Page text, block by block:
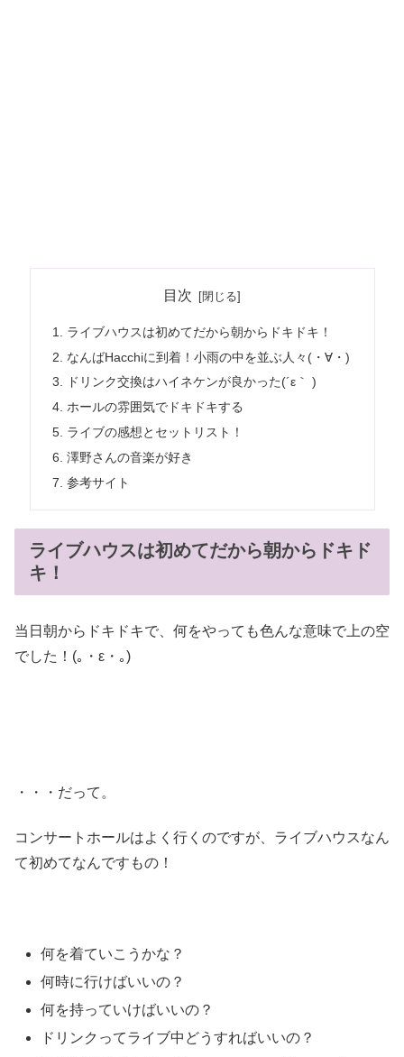
目次
ライブハウスは初めてだから朝からドキドキ！
なんばHacchiに到着！小雨の中を並ぶ人々(・∀・)
ドリンク交換はハイネケンが良かった(´ε｀ )
ホールの雰囲気でドキドキする
ライブの感想とセットリスト！
澤野さんの音楽が好き
参考サイト
ライブハウスは初めてだから朝からドキド
キ！
当日朝からドキドキで、何をやっても色んな意味で上の空
でした！(｡・ε・｡)
・・・だって。
コンサートホールはよく行くのですが、ライブハウスなん
て初めてなんですもの！
何を着ていこうかな？
何時に行けばいいの？
何を持っていけばいいの？
ドリンクってライブ中どうすればいいの？